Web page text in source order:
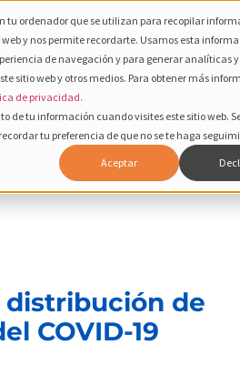
tu ordenador que se utilizan para recopilar
y nos permite recordarte. Usamos esta
de navegación y para generar analíticas
sitio web y otros medios. Para obtener más
de privacidad.
de tu información cuando visites este sitio web.
tu preferencia de que no se te haga
Aceptar
distribución de
COVID-19